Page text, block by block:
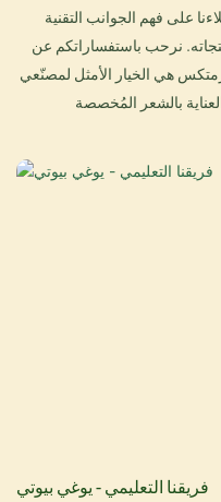
على فهم الجوانب التقنية
نرحب باستفساراتكم عن
هي الخيار الأمثل لمصنّعي
فريقنا التعليمي - يوغي بيوتي